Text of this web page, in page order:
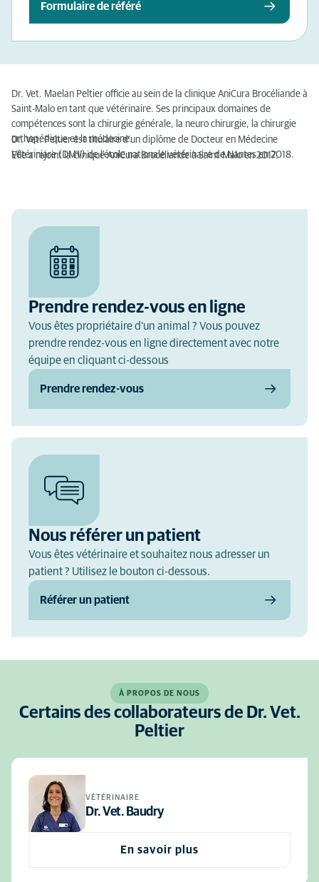
Formulaire de référé
Dr. Vet. Maelan Peltier officie au sein de la clinique AniCura Brocéliande à
Saint-Malo en tant que vétérinaire. Ses principaux domaines de
compétences sont la chirurgie générale, la neuro chirurgie, la chirurgie
orthopédique et la médecine.
Dr. Vet. Peltier est titulaire d'un diplôme de Docteur en Médecine
Vétériniare (DMV) de l'école nationale vétérinaire de Nantes en 2018.
Elle a rejoint la clinique AniCura Brocéliande à Saint-Malo en 2017.
Prendre rendez-vous en ligne
Vous êtes propriétaire d'un animal ? Vous pouvez
prendre rendez-vous en ligne directement avec notre
équipe en cliquant ci-dessous
Prendre rendez-vous
Nous référer un patient
Vous êtes vétérinaire et souhaitez nous adresser un
patient ? Utilisez le bouton ci-dessous.
Référer un patient
À PROPOS DE NOUS
Certains des collaborateurs de Dr. Vet.
Peltier
VÉTÉRINAIRE
Dr. Vet. Baudry
En savoir plus